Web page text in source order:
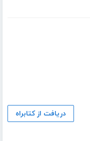
دریافت از کتابراه